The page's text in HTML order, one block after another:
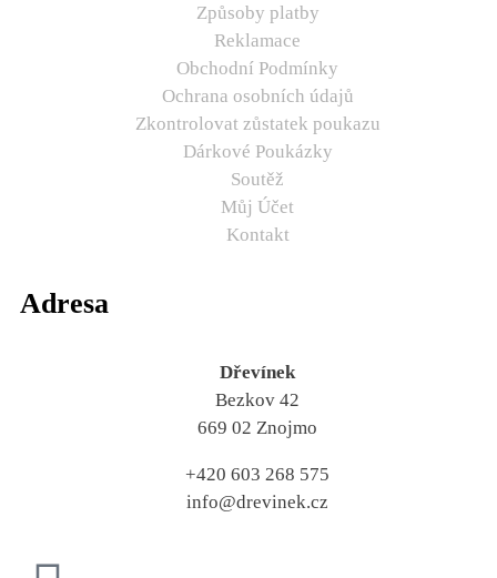
Způsoby platby
Reklamace
Obchodní Podmínky
Ochrana osobních údajů
Zkontrolovat zůstatek poukazu
Dárkové Poukázky
Soutěž
Můj Účet
Kontakt
Adresa
Dřevínek
Bezkov 42
669 02 Znojmo
+420 603 268 575
info@drevinek.cz